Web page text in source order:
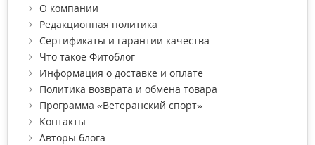
О компании
Редакционная политика
Сертификаты и гарантии качества
Что такое Фитоблог
Информация о доставке и оплате
Политика возврата и обмена товара
Программа «Ветеранский спорт»
Контакты
Авторы блога